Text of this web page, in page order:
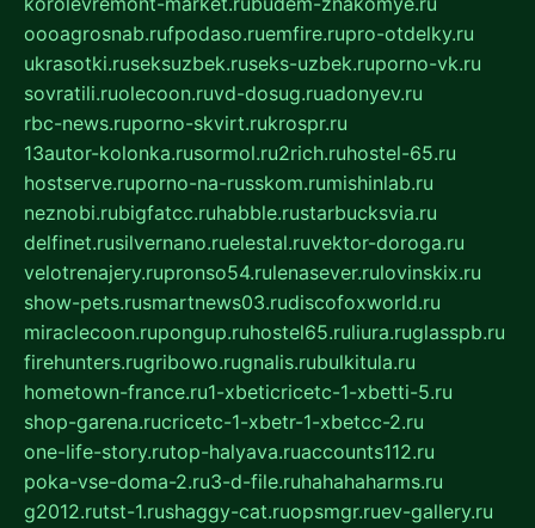
oooagrosnab.rufpodaso.ruemfire.rupro-otdelky.ru
ukrasotki.ruseksuzbek.ruseks-uzbek.ruporno-vk.ru
sovratili.ruolecoon.ruvd-dosug.ruadonyev.ru
rbc-news.ruporno-skvirt.rukrospr.ru
13autor-kolonka.rusormol.ru2rich.ruhostel-65.ru
hostserve.ruporno-na-russkom.rumishinlab.ru
neznobi.rubigfatcc.ruhabble.rustarbucksvia.ru
delfinet.rusilvernano.ruelestal.ruvektor-doroga.ru
velotrenajery.rupronso54.rulenasever.rulovinskix.ru
show-pets.rusmartnews03.rudiscofoxworld.ru
miraclecoon.rupongup.ruhostel65.ruliura.ruglasspb.ru
firehunters.rugribowo.rugnalis.rubulkitula.ru
hometown-france.ru1-xbeticricetc-1-xbetti-5.ru
shop-garena.rucricetc-1-xbetr-1-xbetcc-2.ru
one-life-story.rutop-halyava.ruaccounts112.ru
poka-vse-doma-2.ru3-d-file.ruhahahaharms.ru
g2012.rutst-1.rushaggy-cat.ruopsmgr.ruev-gallery.ru